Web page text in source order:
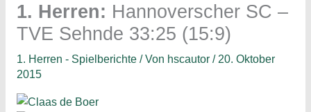
1. Herren: Hannoverscher SC –
TVE Sehnde 33:25 (15:9)
1. Herren - Spielberichte/ Von hscautor /20. Oktober
2015